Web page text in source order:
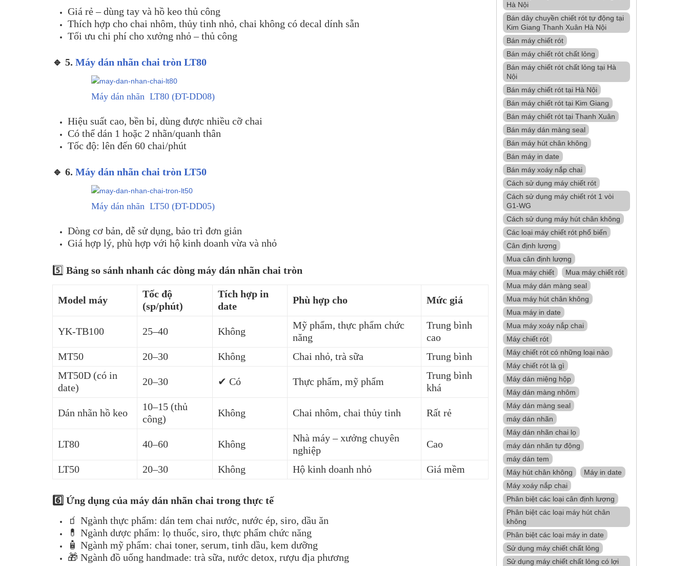
Giá rẻ – dùng tay và hồ keo thủ công
Thích hợp cho chai nhôm, thủy tinh nhỏ, chai không có decal dính sẵn
Tối ưu chi phí cho xưởng nhỏ – thủ công
🔹 5. Máy dán nhãn chai tròn LT80
Máy dán nhãn LT80 (ĐT-DD08)
Hiệu suất cao, bền bỉ, dùng được nhiều cỡ chai
Có thể dán 1 hoặc 2 nhãn/quanh thân
Tốc độ: lên đến 60 chai/phút
🔹 6. Máy dán nhãn chai tròn LT50
Máy dán nhãn LT50 (ĐT-DD05)
Dòng cơ bản, dễ sử dụng, bảo trì đơn giản
Giá hợp lý, phù hợp với hộ kinh doanh vừa và nhỏ
5️⃣ Bảng so sánh nhanh các dòng máy dán nhãn chai tròn
Model máy
Tốc độ
(sp/phút)
Tích hợp in
date
Phù hợp cho Mức giá
YK-TB100 25–40 Không
Mỹ phẩm, thực phẩm chức
năng
Trung bình
cao
MT50
20–30 Không Chai nhỏ, trà sữa
Trung bình
MT50D (có in
date)
20–30 ✔ Có Thực phẩm, mỹ phẩm
Trung bình
khá
Dán nhãn hồ keo
10–15 (thủ
công)
Không Chai nhôm, chai thủy tinh Rất rẻ
LT80 40–60 Không
Nhà máy – xưởng chuyên
nghiệp
Cao
LT50 20–30 Không Hộ kinh doanh nhỏ Giá mềm
6️⃣ Ứng dụng của máy dán nhãn chai trong thực tế
🧃 Ngành thực phẩm: dán tem chai nước, nước ép, siro, dầu ăn
💊 Ngành dược phẩm: lọ thuốc, siro, thực phẩm chức năng
🧴 Ngành mỹ phẩm: chai toner, serum, tinh dầu, kem dưỡng
🎁 Ngành đồ uống handmade: trà sữa, nước detox, rượu địa phương
Hà Nội
Bán dây chuyền chiết rót tự động tại
Kim Giang Thanh Xuân Hà Nội
Bán máy chiết rót
Bán máy chiết rót chất lỏng
Bán máy chiết rót chất lỏng tại Hà
Nội
Bán máy chiết rót tại Hà Nội
Bán máy chiết rót tại Kim Giang
Bán máy chiết rót tại Thanh Xuân
Bán máy dán màng seal
Bán máy hút chân không
Bán máy in date
Bán máy xoáy nắp chai
Cách sử dụng máy chiết rót
Cách sử dụng máy chiết rót 1 vòi
G1-WG
Cách sử dụng máy hút chân không
Các loại máy chiết rót phổ biến
Cân định lượng
Mua cân định lượng
Mua máy chiết
Mua máy chiết rót
Mua máy dán màng seal
Mua máy hút chân không
Mua máy in date
Mua máy xoáy nắp chai
Máy chiết rót
Máy chiết rót có những loại nào
Máy chiết rót là gì
Máy dán miệng hộp
Máy dán màng nhôm
Máy dán màng seal
máy dán nhãn
Máy dán nhãn chai lọ
máy dán nhãn tự động
máy dán tem
Máy hút chân không
Máy in date
Máy xoáy nắp chai
Phân biệt các loại cân định lượng
Phân biệt các loại máy hút chân
không
Phân biệt các loại máy in date
Sử dụng máy chiết chất lỏng
Sử dụng máy chiết chất lỏng có lợi